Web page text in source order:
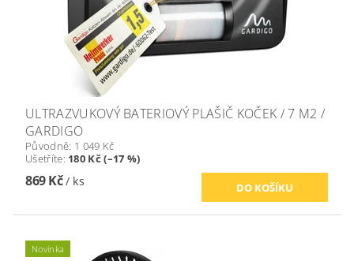
ULTRAZVUKOVÝ BATERIOVÝ PLAŠIČ KOČEK / 7 M2 /
GARDIGO
Původně: 1 049 Kč
Ušetříte: 180 Kč (–17 %)
869 Kč/ ks
Novinka